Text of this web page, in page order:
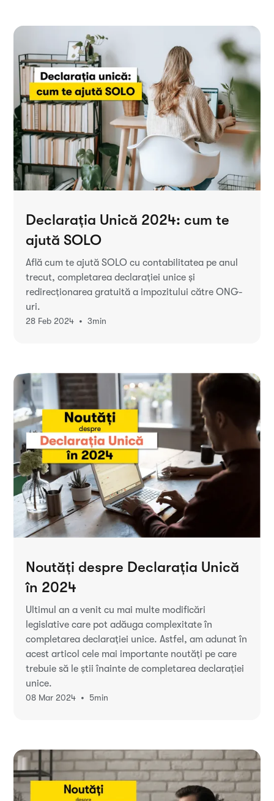
Declarația Unică 2024: cum te
ajută SOLO
Află cum te ajută SOLO cu contabilitatea pe anul
trecut, completarea declarației unice și
redirecționarea gratuită a impozitului către ONG-
uri.
28 Feb 2024 • 3min
Noutăți despre Declarația Unică
în 2024
Ultimul an a venit cu mai multe modificări
legislative care pot adăuga complexitate în
completarea declarației unice. Astfel, am adunat în
acest articol cele mai importante noutăți pe care
trebuie să le știi înainte de completarea declarației
unice.
08 Mar 2024 • 5min